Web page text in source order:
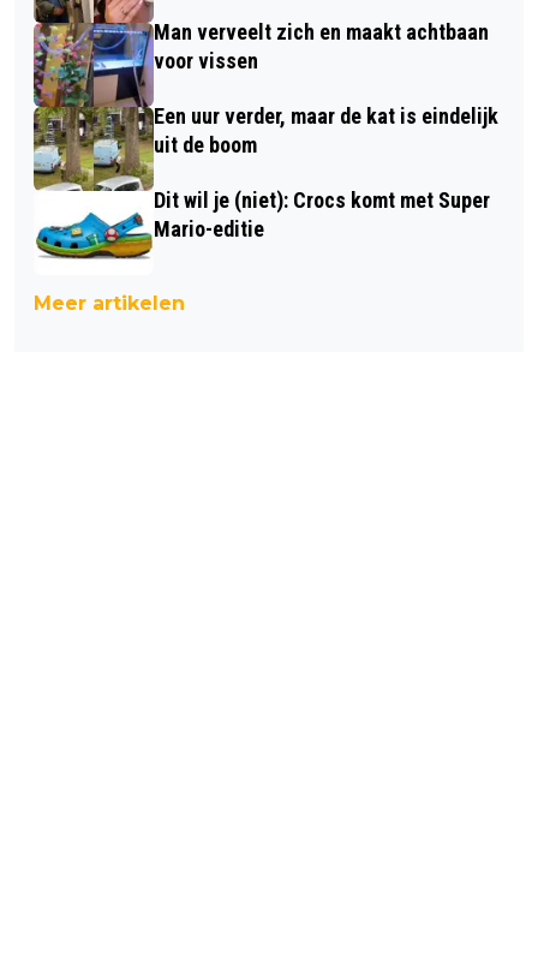
Man verveelt zich en maakt achtbaan
voor vissen
Een uur verder, maar de kat is eindelijk
uit de boom
Dit wil je (niet): Crocs komt met Super
Mario-editie
Meer artikelen